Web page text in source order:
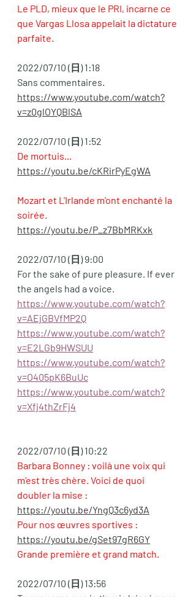
Le PLD, mieux que le PRI, incarne ce
que Vargas Llosa appelait la dictature
parfaite.
2022/07/10 (日) 1:18
Sans commentaires.
https://www.youtube.com/watch?
v=z0glOYQBlSA
2022/07/10 (日) 1:52
De mortuis...
https://youtu.be/cKRirPyEgWA
Mozart et L'Irlande m'ont enchanté la
soirée.
https://youtu.be/P_z7BbMRKxk
2022/07/10 (日) 9:00
For the sake of pure pleasure. If ever
the angels had a voice.
https://www.youtube.com/watch?
v=AEjGBVfMP2Q
https://www.youtube.com/watch?
v=E2LGb9HWSUU
https://www.youtube.com/watch?
v=O405pK6BuUc
https://www.youtube.com/watch?
v=Xfj4thZrFj4
2022/07/10 (日) 10:22
Barbara Bonney : voilà une voix qui
m'est très chère. Voici de quoi
doubler la mise :
https://youtu.be/YngQ3c6yd3A
Pour nos œuvres sportives :
https://youtu.be/gSet97gR6GY
Grande première et grand match.
2022/07/10 (日) 13:56